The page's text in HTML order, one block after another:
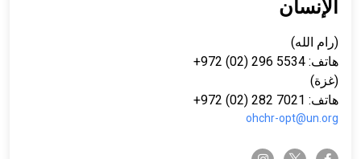
الإنسان
(رام الله)
هاتف: 5534 296 (02) 972+
(غزة)
هاتف: 7021 282 (02) 972+
ohchr-opt@un.org
twitter-x